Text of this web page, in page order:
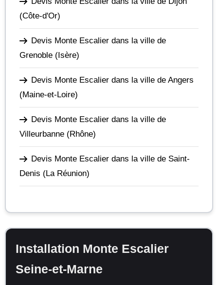
(Côte-d'Or)
Devis Monte Escalier dans la ville de
Grenoble (Isère)
Devis Monte Escalier dans la ville de Angers
(Maine-et-Loire)
Devis Monte Escalier dans la ville de
Villeurbanne (Rhône)
Devis Monte Escalier dans la ville de Saint-
Denis (La Réunion)
Installation Monte Escalier
Seine-et-Marne